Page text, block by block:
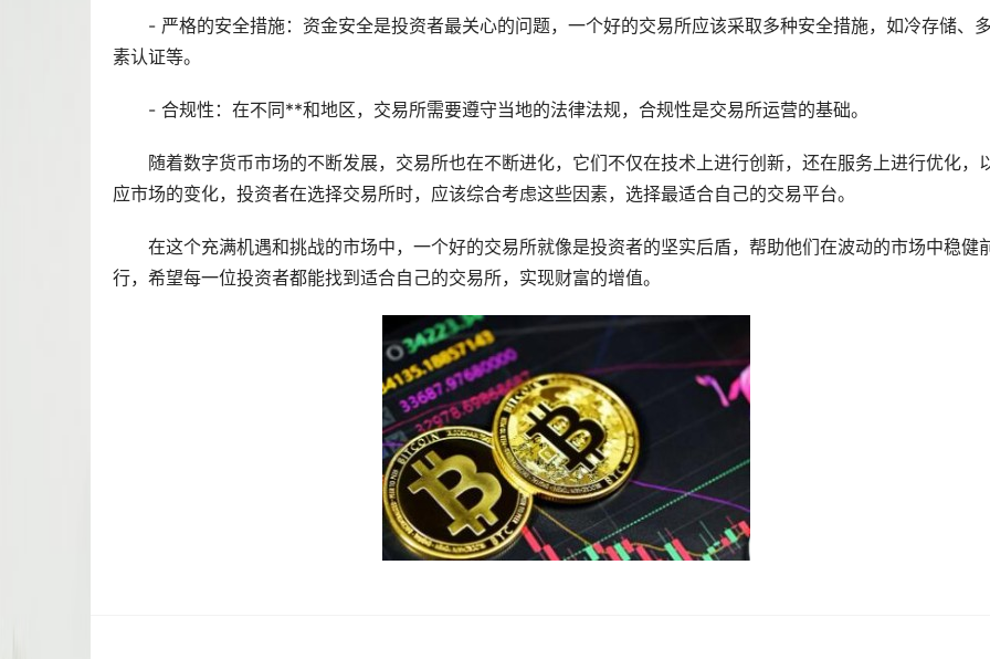
- 严格的安全措施：资金安全是投资者最关心的问题，一个好的交易所应该采取多种安全措施，如冷存储、
素认证等。
- 合规性：在不同**和地区，交易所需要遵守当地的法律法规，合规性是交易所运营的基础。
随着数字货币市场的不断发展，交易所也在不断进化，它们不仅在技术上进行创新，还在服务上进行优化，
应市场的变化，投资者在选择交易所时，应该综合考虑这些因素，选择最适合自己的交易平台。
在这个充满机遇和挑战的市场中，一个好的交易所就像是投资者的坚实后盾，帮助他们在波动的市场中稳健
行，希望每一位投资者都能找到适合自己的交易所，实现财富的增值。